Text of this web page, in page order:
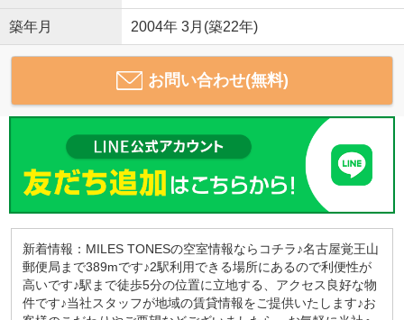
築年月 2004年 3月(築22年)
お問い合わせ(無料)
新着情報：MILES TONESの空室情報ならコチラ♪名古屋覚王山
郵便局まで389mです♪2駅利用できる場所にあるので利便性が
高いです♪駅まで徒歩5分の位置に立地する、アクセス良好な物
件です♪当社スタッフが地域の賃貸情報をご提供いたします♪お